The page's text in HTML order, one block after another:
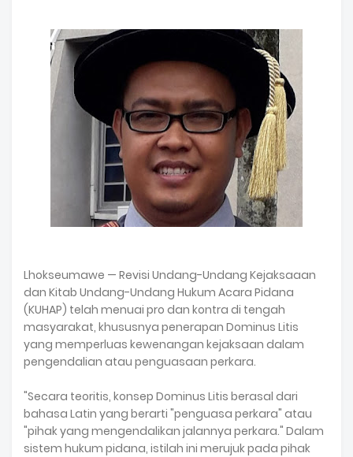
Lhokseumawe — Revisi Undang-Undang Kejaksaaan
dan Kitab Undang-Undang Hukum Acara Pidana
(KUHAP) telah menuai pro dan kontra di tengah
masyarakat, khususnya penerapan Dominus Litis
yang memperluas kewenangan kejaksaan dalam
pengendalian atau penguasaan perkara.
"Secara teoritis, konsep Dominus Litis berasal dari
bahasa Latin yang berarti "penguasa perkara" atau
"pihak yang mengendalikan jalannya perkara." Dalam
sistem hukum pidana, istilah ini merujuk pada pihak